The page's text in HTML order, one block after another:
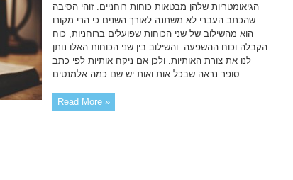
הגיאומטריות שלהן מבטאות כוחות רוחניים. זוהי הסיבה
שהכתב העברי לא משתנה לאורך השנים כי הרי מקורו
הוא מהשילוב של שני הכוחות שפועלים ברוחניות, כוח
הקבלה וכוח ההשפעה. והשילוב בין שני הכוחות האלו נותן
לנו את צורת האותיות. ולכן אם ניקח אותיות לפי כתב
סופר נראה שבכל אות ואות יש שם כמה אלמנטים ...
Read More »